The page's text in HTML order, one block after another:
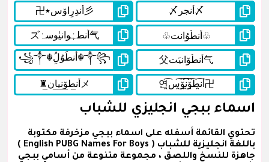
اسماء ببجي انجليزي للشباب
تحتوي القائمة أسفله على اسماء ببجي مزخرفة مكتوبة
باللغة انجليزية للشباب ( English PUBG Names For Boys )
جاهزة للنسخ واللصق ، مجموعة متنوعة من أسامي ببجي